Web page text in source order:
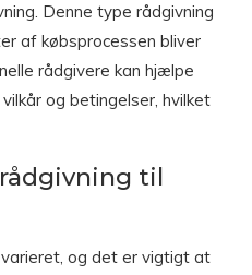
Denne type rådgivning
af købsprocessen bliver
rådgivere kan hjælpe
og betingelser, hvilket
til
og det er vigtigt at